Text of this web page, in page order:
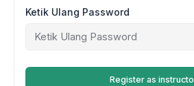
Ketik Ulang Password
Register as